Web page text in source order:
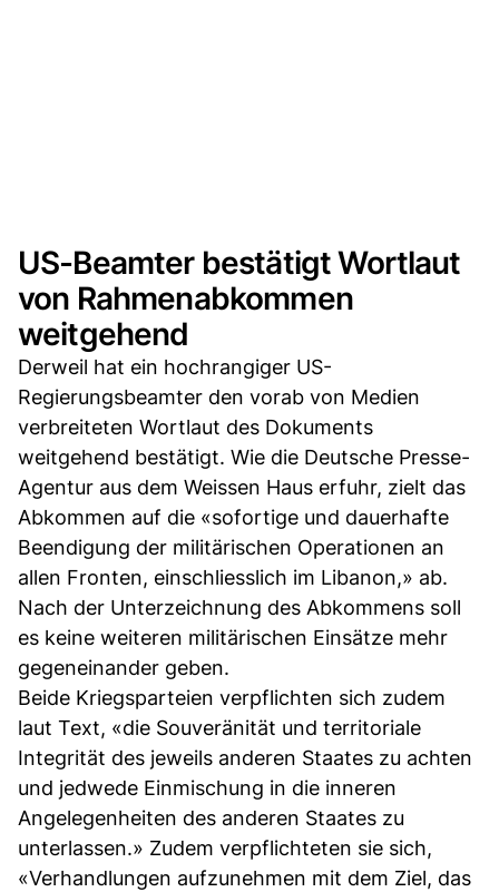
US-Beamter bestätigt Wortlaut
von Rahmenabkommen
weitgehend
Derweil hat ein hochrangiger US-
Regierungsbeamter den vorab von Medien
verbreiteten Wortlaut des Dokuments
weitgehend bestätigt. Wie die Deutsche Presse-
Agentur aus dem Weissen Haus erfuhr, zielt das
Abkommen auf die «sofortige und dauerhafte
Beendigung der militärischen Operationen an
allen Fronten, einschliesslich im Libanon,» ab.
Nach der Unterzeichnung des Abkommens soll
es keine weiteren militärischen Einsätze mehr
gegeneinander geben.
Beide Kriegsparteien verpflichten sich zudem
laut Text, «die Souveränität und territoriale
Integrität des jeweils anderen Staates zu achten
und jedwede Einmischung in die inneren
Angelegenheiten des anderen Staates zu
unterlassen.» Zudem verpflichteten sie sich,
«Verhandlungen aufzunehmen mit dem Ziel, das